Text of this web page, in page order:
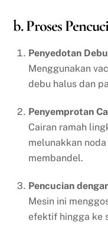
b. Proses
Penyedotan
Menggunakan
debu halus dan
Penyemprotan
Cairan ramah
melunakkan
membandel.
Pencucian
Mesin ini
efektif hingga ke